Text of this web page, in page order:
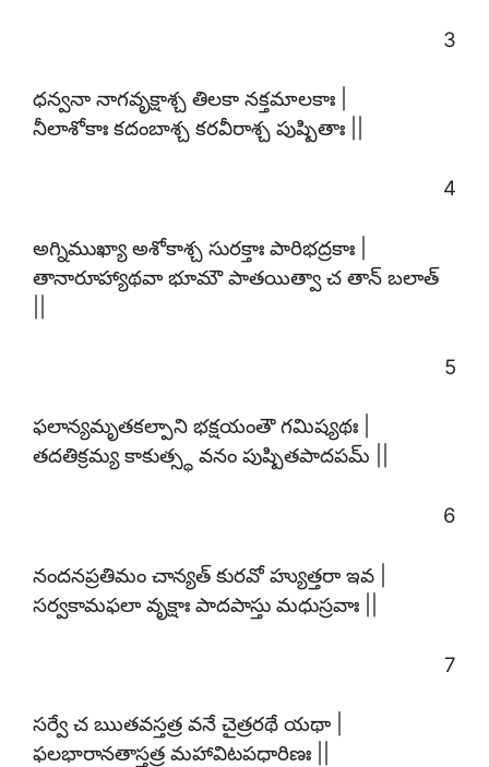
3
ధన్వనా నాగవృక్షాశ్చ తిలకా నక్తమాలకాః |
నీలాశోకాః కదంబాశ్చ కరవీరాశ్చ పుష్పితాః ||
4
అగ్నిముఖ్యా అశోకాశ్చ సురక్తాః పారిభద్రకాః |
తానారూహ్యాథవా భూమౌ పాతయిత్వా చ తాన్ బలాత్
5
ఫలాన్యమృతకల్పాని భక్షయంతౌ గమిష్యథః |
తదతిక్రమ్య కాకుత్స్థ వనం పుష్పితపాదపమ్ ||
6
నందనప్రతిమం చాన్యత్ కురవో హ్యుత్తరా ఇవ |
సర్వకామఫలా వృక్షాః పాదపాస్తు మధుస్రవాః ||
7
సర్వే చ ఋతవస్తత్ర వనే చైత్రరథే యథా |
ఫలభారానతాస్తత్ర మహావిటపధారిణః ||